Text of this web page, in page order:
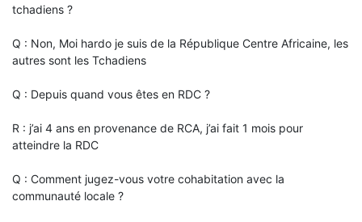
tchadiens ?
Q : Non, Moi hardo je suis de la République Centre Africaine, les
autres sont les Tchadiens
Q : Depuis quand vous êtes en RDC ?
R : j’ai 4 ans en provenance de RCA, j’ai fait 1 mois pour
atteindre la RDC
Q : Comment jugez-vous votre cohabitation avec la
communauté locale ?